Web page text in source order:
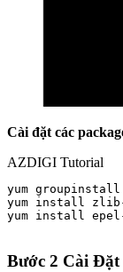
Cài đặt các
AZDIGI Tutorial
yum
yum install zlib-
yum install
Bước 2 Cài